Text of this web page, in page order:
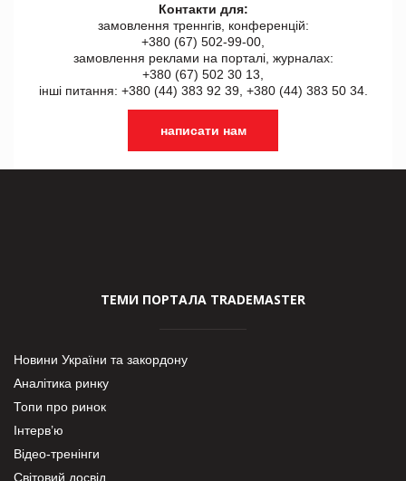
Контакти для:
замовлення треннгів, конференцій:
+380 (67) 502-99-00,
замовлення реклами на порталі, журналах:
+380 (67) 502 30 13,
інші питання: +380 (44) 383 92 39, +380 (44) 383 50 34.
написати нам
ТЕМИ ПОРТАЛА TRADEMASTER
Новини України та закордону
Аналітика ринку
Топи про ринок
Інтерв’ю
Відео-тренінги
Світовий досвід